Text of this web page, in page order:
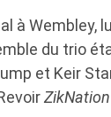
à Wembley,
du trio
et Keir
ZikNation